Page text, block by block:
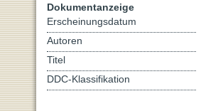
Dokumentanzeige
Erscheinungsdatum
Autoren
Titel
DDC-Klassifikation